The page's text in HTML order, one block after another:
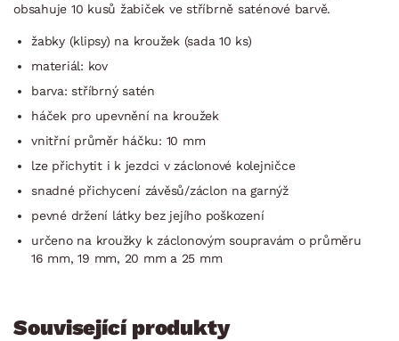
obsahuje 10 kusů žabiček ve stříbrně saténové barvě.
žabky (klipsy) na kroužek (sada 10 ks)
materiál: kov
barva: stříbrný satén
háček pro upevnění na kroužek
vnitřní průměr háčku: 10 mm
lze přichytit i k jezdci v záclonové kolejničce
snadné přichycení závěsů/záclon na garnýž
pevné držení látky bez jejího poškození
určeno na kroužky k záclonovým soupravám o průměru
16 mm, 19 mm, 20 mm a 25 mm
Související produkty